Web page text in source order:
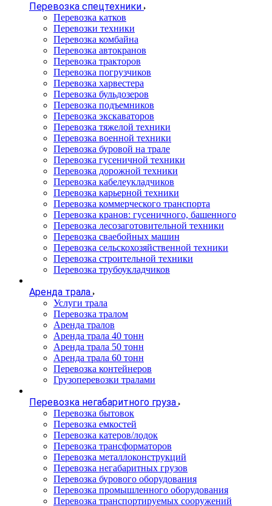
Перевозка спецтехники
Перевозка катков
Перевозки техники
Перевозка комбайна
Перевозка автокранов
Перевозка тракторов
Перевозка погрузчиков
Перевозка харвестера
Перевозка бульдозеров
Перевозка подъемников
Перевозка экскаваторов
Перевозка тяжелой техники
Перевозка военной техники
Перевозка буровой на трале
Перевозка гусеничной техники
Перевозка дорожной техники
Перевозка кабелеукладчиков
Перевозка карьерной техники
Перевозка коммерческого транспорта
Перевозка кранов: гусеничного, башенного
Перевозка лесозаготовительной техники
Перевозка сваебойных машин
Перевозка сельскохозяйственной техники
Перевозка строительной техники
Перевозка трубоукладчиков
Аренда трала
Услуги трала
Перевозка тралом
Аренда тралов
Аренда трала 40 тонн
Аренда трала 50 тонн
Аренда трала 60 тонн
Перевозка контейнеров
Грузоперевозки тралами
Перевозка негабаритного груза
Перевозка бытовок
Перевозка емкостей
Перевозка катеров/лодок
Перевозка трансформаторов
Перевозка металлоконструкций
Перевозка негабаритных грузов
Перевозка бурового оборудования
Перевозка промышленного оборудования
Перевозка транспортируемых сооружений